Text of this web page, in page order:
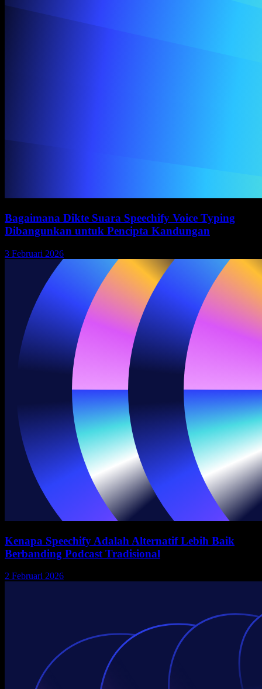
Bagaimana Dikte Suara Speechify Voice Typing
Dibangunkan untuk Pencipta Kandungan
3 Februari 2026
Kenapa Speechify Adalah Alternatif Lebih Baik
Berbanding Podcast Tradisional
2 Februari 2026